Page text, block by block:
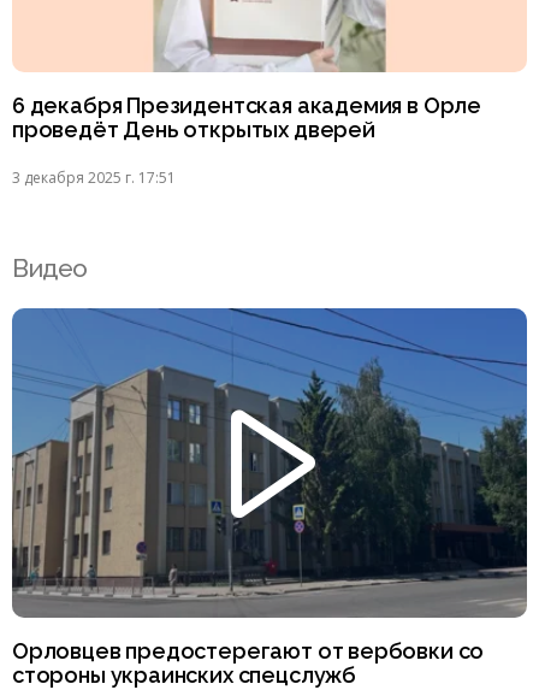
6 декабря Президентская академия в Орле
проведёт День открытых дверей
3 декабря 2025 г. 17:51
Видео
Орловцев предостерегают от вербовки со
стороны украинских спецслужб